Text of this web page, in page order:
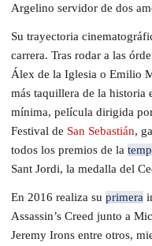
Argelino servidor de dos
Su trayectoria
carrera. Tras rodar a las
Álex de la Iglesia o Emilio
más taquillera de la historia
mínima, película dirigida
Festival de San Sebastián,
todos los premios de la
Sant Jordi, la medalla del
En 2016 realiza su primera
Assassin’s Creed junto a
Jeremy Irons entre otros,